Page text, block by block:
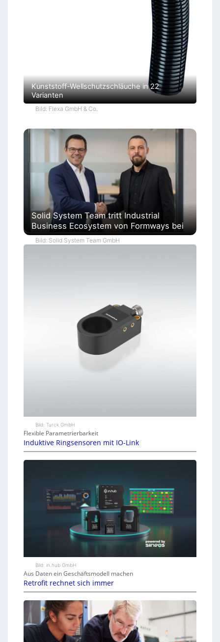
Kunststoff-Wellschutzschläuche in 22
Varianten
Bild: Flexa GmbH & Co.
Solid System Team tritt Industrial
Business Ecosystem von Formways bei
Bild: Solid System Team GmbH
Bild: Turck GmbH
Flexible Parametrierbarkeit
Induktive Ringsensoren mit IO-Link
Bild: in.hub GmbH
Aus Daten ein Geschäftsmodell machen
Retrofit rechnet sich immer